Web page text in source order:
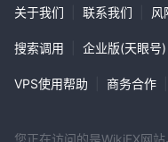
关于我们 联系我们 风
搜索调用 企业版(天眼号)
VPS使用帮助 商务合作
您正在访问的是WikiFX网